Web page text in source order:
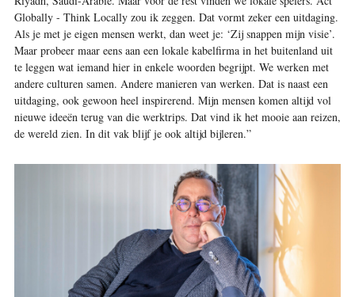
Globally - Think Locally zou ik zeggen. Dat vormt zeker een uitdaging.
Als je met je eigen mensen werkt, dan weet je: ‘Zij snappen mijn visie’.
Maar probeer maar eens aan een lokale kabelfirma in het buitenland uit
te leggen wat iemand hier in enkele woorden begrijpt. We werken met
andere culturen samen. Andere manieren van werken. Dat is naast een
uitdaging, ook gewoon heel inspirerend. Mijn mensen komen altijd vol
nieuwe ideeën terug van die werktrips. Dat vind ik het mooie aan reizen,
de wereld zien. In dit vak blijf je ook altijd bijleren.”